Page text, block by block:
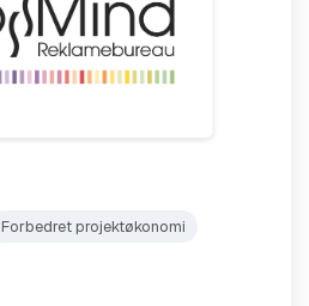
Forbedret projektøkonomi